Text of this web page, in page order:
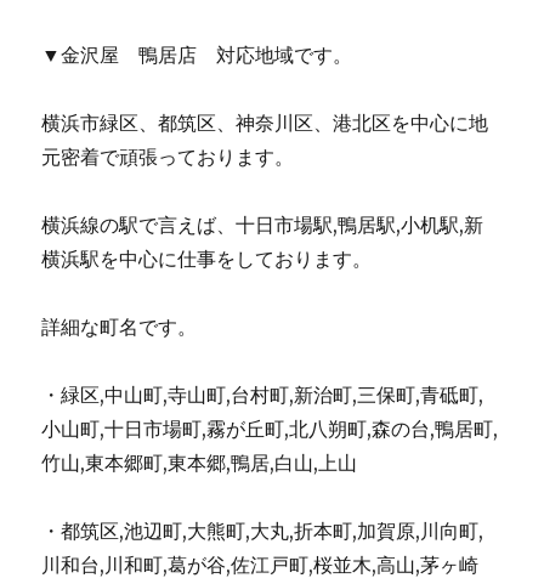
▼金沢屋 鴨居店 対応地域です。
横浜市緑区、都筑区、神奈川区、港北区を中心に地
元密着で頑張っております。
横浜線の駅で言えば、十日市場駅,鴨居駅,小机駅,新
横浜駅を中心に仕事をしております。
詳細な町名です。
・緑区,中山町,寺山町,台村町,新治町,三保町,青砥町,
小山町,十日市場町,霧が丘町,北八朔町,森の台,鴨居町,
竹山,東本郷町,東本郷,鴨居,白山,上山
・都筑区,池辺町,大熊町,大丸,折本町,加賀原,川向町,
川和台,川和町,葛が谷,佐江戸町,桜並木,高山,茅ヶ崎